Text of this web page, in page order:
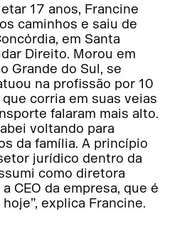
17 anos, Francine
caminhos e saiu de
em Santa
Direito. Morou em
Grande do Sul, se
na profissão por 10
corria em suas veias
falaram mais alto.
voltando para
da família. A princípio
jurídico dentro da
como diretora
CEO da empresa, que é
explica Francine.